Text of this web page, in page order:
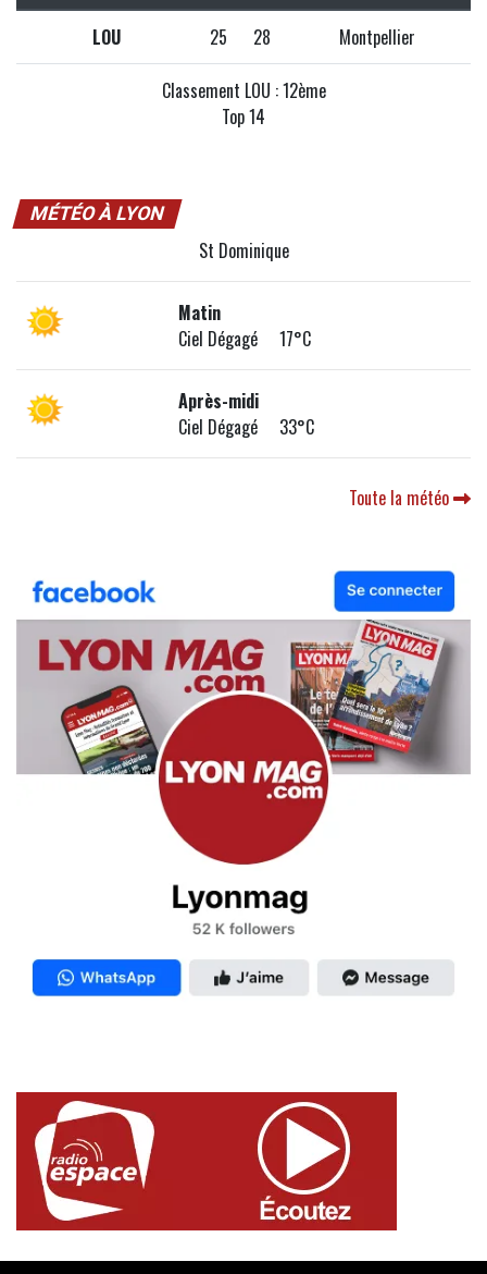
LOU 25 28 Montpellier
Classement LOU : 12ème
Top 14
MÉTÉO À LYON
St Dominique
Matin
Ciel Dégagé 17°C
Après-midi
Ciel Dégagé 33°C
Toute la météo